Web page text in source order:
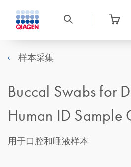
样本采集
Buccal Swabs for
Human ID Sample
用于口腔和唾液样本